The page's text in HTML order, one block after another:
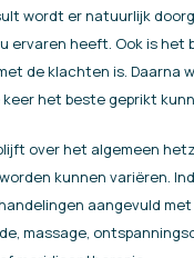
wordt er natuurlijk
ervaren heeft. Ook is het
de klachten is. Daarna
het beste geprikt
over het algemeen
kunnen variëren.
aangevuld
massage,